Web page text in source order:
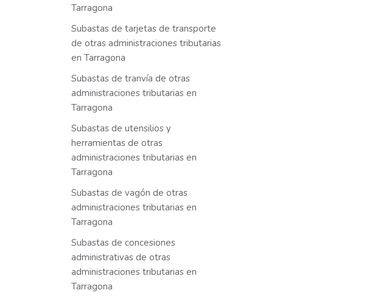
Tarragona
Subastas de tarjetas de transporte
de otras administraciones tributarias
en Tarragona
Subastas de tranvía de otras
administraciones tributarias en
Tarragona
Subastas de utensilios y
herramientas de otras
administraciones tributarias en
Tarragona
Subastas de vagón de otras
administraciones tributarias en
Tarragona
Subastas de concesiones
administrativas de otras
administraciones tributarias en
Tarragona